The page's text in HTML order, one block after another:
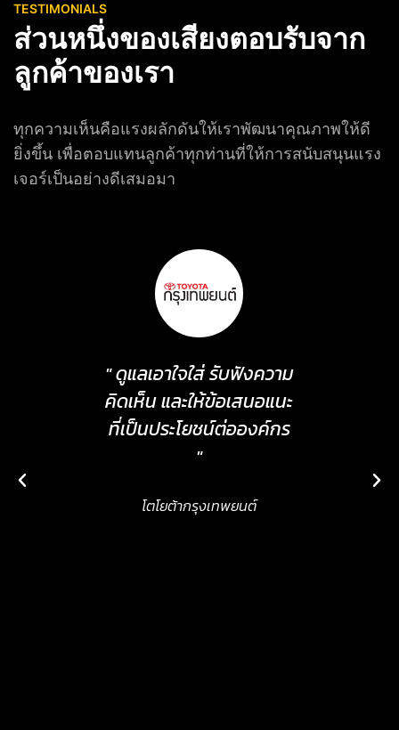
TESTIMONIALS
ส่วนหนึ่งของเสียงตอบรับจาก
ลูกค้าของเรา
ทุกความเห็นคือแรงผลักดันให้เราพัฒนาคุณภาพให้ดี
ยิ่งขึ้น เพื่อตอบแทนลูกค้าทุกท่านที่ให้การสนับสนุนแรง
เจอร์เป็นอย่างดีเสมอมา
" ดูแลเอาใจใส่ รับฟังความ
คิดเห็น และให้ข้อเสนอแนะ
ที่เป็นประโยชน์ต่อองค์กร
"
โตโยต้ากรุงเทพยนต์
แกรน